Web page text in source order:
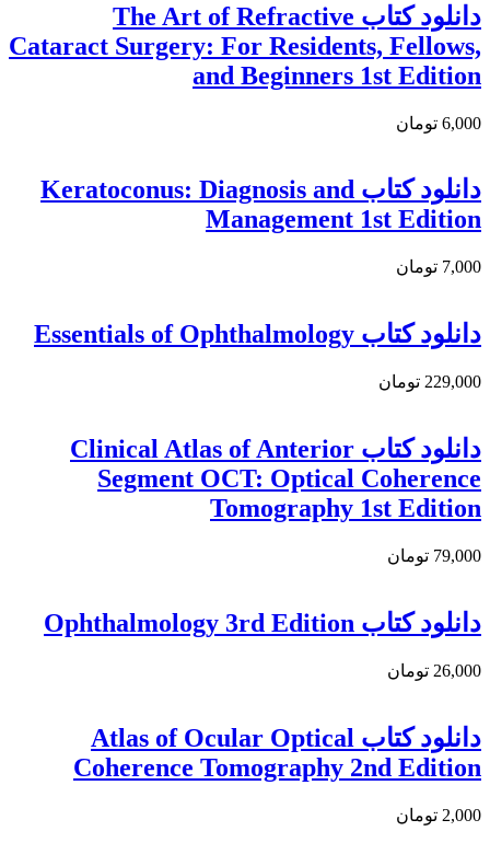
دانلود کتاب The Art of Refractive
Cataract Surgery: For Residents, Fellows,
and Beginners 1st Edition
6,000 تومان
دانلود کتاب Keratoconus: Diagnosis and
Management 1st Edition
7,000 تومان
دانلود کتاب Essentials of Ophthalmology
229,000 تومان
دانلود كتاب Clinical Atlas of Anterior
Segment OCT: Optical Coherence
Tomography 1st Edition
79,000 تومان
دانلود کتاب Ophthalmology 3rd Edition
26,000 تومان
دانلود كتاب Atlas of Ocular Optical
Coherence Tomography 2nd Edition
2,000 تومان